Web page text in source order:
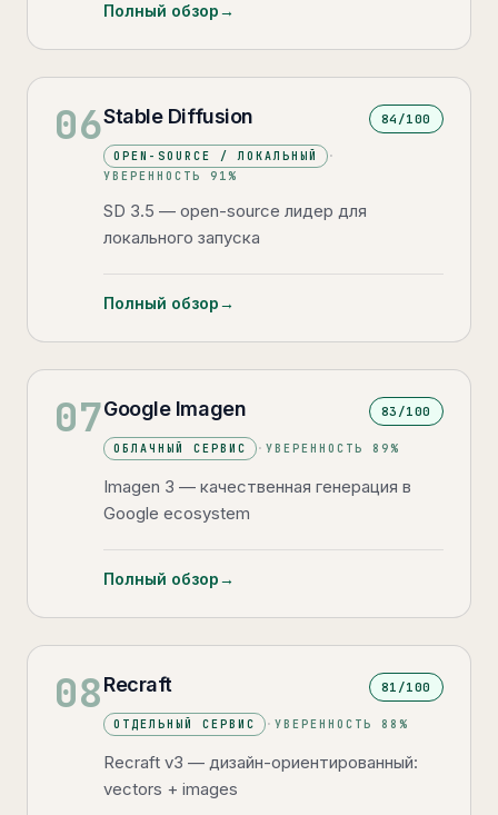
Полный обзор→
06Stable Diffusion 84 /100
OPEN-SOURCE / ЛОКАЛЬНЫЙ
·
УВЕРЕННОСТЬ 91%
SD 3.5 — open-source лидер для
локального запуска
Полный обзор→
07Google Imagen 83 /100
ОБЛАЧНЫЙ СЕРВИС · УВЕРЕННОСТЬ 89%
Imagen 3 — качественная генерация в
Google ecosystem
Полный обзор→
08Recraft 81 /100
ОТДЕЛЬНЫЙ СЕРВИС · УВЕРЕННОСТЬ 88 %
Recraft v3 — дизайн-ориентированный:
vectors + images